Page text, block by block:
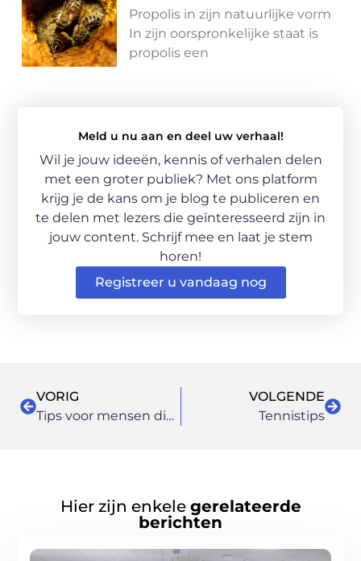
Propolis in zijn natuurlijke vorm
In zijn oorspronkelijke staat is
propolis een
Meld u nu aan en deel uw verhaal!
Wil je jouw ideeën, kennis of verhalen delen
met een groter publiek? Met ons platform
krijg je de kans om je blog te publiceren en
te delen met lezers die geïnteresseerd zijn in
jouw content. Schrijf mee en laat je stem
horen!
Registreer u vandaag nog
VORIG
Tips voor mensen die hoogsensitieven kennen
VOLGENDE
Tennistips
Hier zijn enkele gerelateerde
berichten